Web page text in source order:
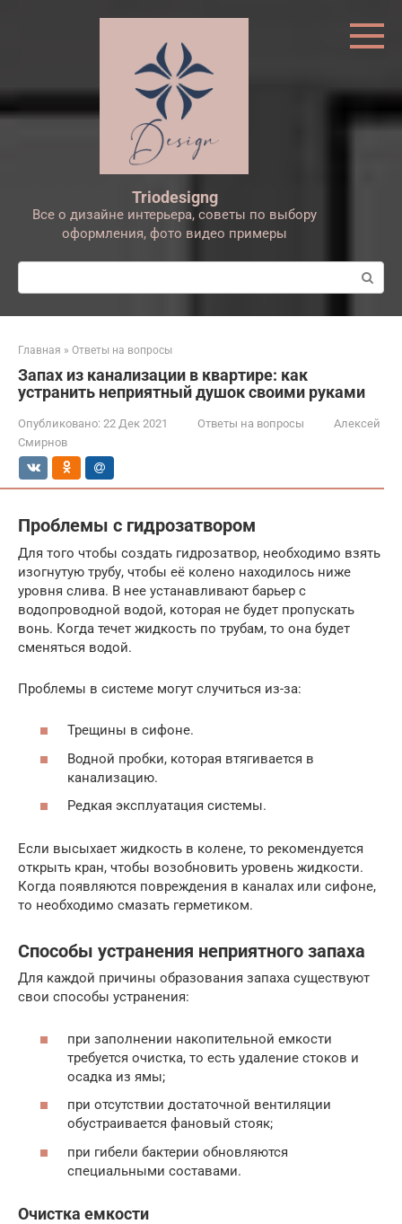
Triodesigng
Все о дизайне интерьера, советы по выбору
оформления, фото видео примеры
Поиск:
Главная » Ответы на вопросы
Запах из канализации в квартире: как
устранить неприятный душок своими руками
Опубликовано: 22 Дек 2021 Ответы на вопросы
Алексей
Смирнов
Проблемы с гидрозатвором
Для того чтобы создать гидрозатвор, необходимо взять
изогнутую трубу, чтобы её колено находилось ниже
уровня слива. В нее устанавливают барьер с
водопроводной водой, которая не будет пропускать
вонь. Когда течет жидкость по трубам, то она будет
сменяться водой.
Проблемы в системе могут случиться из-за:
Трещины в сифоне.
Водной пробки, которая втягивается в
канализацию.
Редкая эксплуатация системы.
Если высыхает жидкость в колене, то рекомендуется
открыть кран, чтобы возобновить уровень жидкости.
Когда появляются повреждения в каналах или сифоне,
то необходимо смазать герметиком.
Способы устранения неприятного запаха
Для каждой причины образования запаха существуют
свои способы устранения:
при заполнении накопительной емкости
требуется очистка, то есть удаление стоков и
осадка из ямы;
при отсутствии достаточной вентиляции
обустраивается фановый стояк;
при гибели бактерии обновляются
специальными составами.
Очистка емкости